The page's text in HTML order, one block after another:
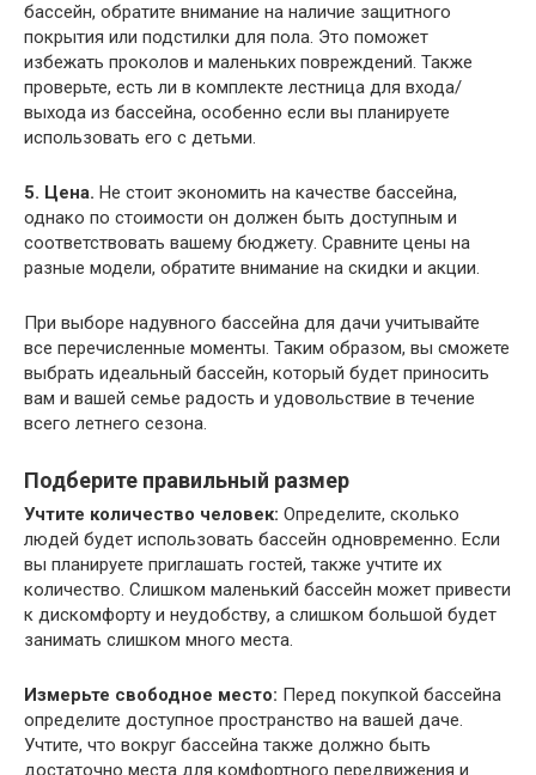
бассейн, обратите внимание на наличие защитного
покрытия или подстилки для пола. Это поможет
избежать проколов и маленьких повреждений. Также
проверьте, есть ли в комплекте лестница для входа/
выхода из бассейна, особенно если вы планируете
использовать его с детьми.
5. Цена. Не стоит экономить на качестве бассейна,
однако по стоимости он должен быть доступным и
соответствовать вашему бюджету. Сравните цены на
разные модели, обратите внимание на скидки и акции.
При выборе надувного бассейна для дачи учитывайте
все перечисленные моменты. Таким образом, вы сможете
выбрать идеальный бассейн, который будет приносить
вам и вашей семье радость и удовольствие в течение
всего летнего сезона.
Подберите правильный размер
Учтите количество человек: Определите, сколько
людей будет использовать бассейн одновременно. Если
вы планируете приглашать гостей, также учтите их
количество. Слишком маленький бассейн может привести
к дискомфорту и неудобству, а слишком большой будет
занимать слишком много места.
Измерьте свободное место: Перед покупкой бассейна
определите доступное пространство на вашей даче.
Учтите, что вокруг бассейна также должно быть
достаточно места для комфортного передвижения и